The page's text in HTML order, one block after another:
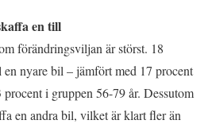
en till
förändringsviljan är störst. 18
nyare bil – jämfört med 17 procent
i gruppen 56-79 år. Dessutom
en andra bil, vilket är klart fler än